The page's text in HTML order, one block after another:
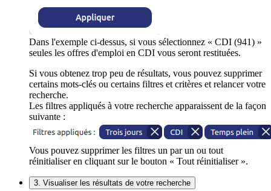
Dans l'exemple ci-dessus, si vous sélectionnez « CDI (941) »
seules les offres d'emploi en CDI vous seront restituées.
Si vous obtenez trop peu de résultats, vous pouvez supprimer
certains mots-clés ou certains filtres et critères et relancer votre
recherche.
Les filtres appliqués à votre recherche apparaissent de la façon
suivante :
Vous pouvez supprimer les filtres un par un ou tout
réinitialiser en cliquant sur le bouton « Tout réinitialiser ».
3. Visualiser les résultats de votre recherche